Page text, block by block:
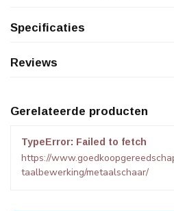
Specificaties
Reviews
Gerelateerde producten
TypeError: Failed to fetch
https://
taalbewerking/metaalschaar/